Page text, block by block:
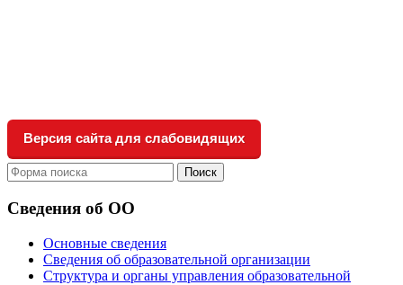
Версия сайта для слабовидящих
Поиск
Сведения об ОО
Основные сведения
Сведения об образовательной организации
Структура и органы управления образовательной